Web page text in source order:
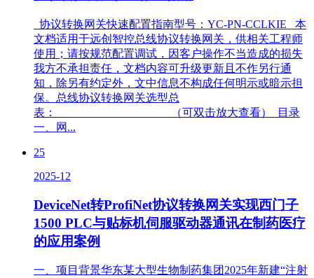
协议转换网关快速配置指南型号：YC-PN-CCLKIE 本
文档适用于远创智控总线协议转换网关，供相关工程师
使用；请按规范配置调试，因客户操作不当造成的损失
我方不承担责任，文档内容可升级更新且不作另行通
知，除另有约定外，文中信息不构成任何明示或暗示担
保。总线协议转换网关选型总
表： （可双击放大查看） 目录
一、网...
25
2025-12
DeviceNet转ProfiNet协议转换网关实现西门子
1500 PLC与贴标机伺服驱动器通讯在制药医疗
的应用案例
一、项目背景华东某大型生物制药集团2025年新建“注射